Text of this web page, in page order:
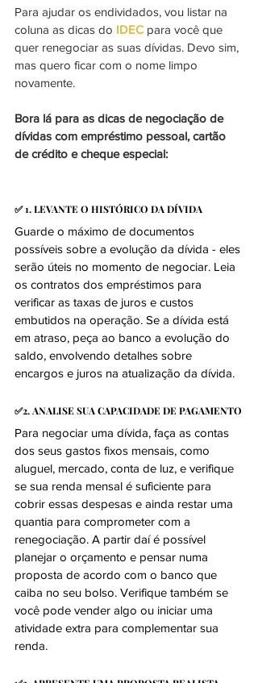
Para ajudar os endividados, vou listar na
coluna as dicas do IDEC para você que
quer renegociar as suas dívidas. Devo sim,
mas quero ficar com o nome limpo
novamente.
Bora lá para as dicas de negociação de
dívidas com empréstimo pessoal, cartão
de crédito e cheque especial:
✅ 1. LEVANTE O HISTÓRICO DA DÍVIDA
Guarde o máximo de documentos
possíveis sobre a evolução da dívida - eles
serão úteis no momento de negociar. Leia
os contratos dos empréstimos para
verificar as taxas de juros e custos
embutidos na operação. Se a dívida está
em atraso, peça ao banco a evolução do
saldo, envolvendo detalhes sobre
encargos e juros na atualização da dívida.
✅2. ANALISE SUA CAPACIDADE DE PAGAMENTO
Para negociar uma dívida, faça as contas
dos seus gastos fixos mensais, como
aluguel, mercado, conta de luz, e verifique
se sua renda mensal é suficiente para
cobrir essas despesas e ainda restar uma
quantia para comprometer com a
renegociação. A partir daí é possível
planejar o orçamento e pensar numa
proposta de acordo com o banco que
caiba no seu bolso. Verifique também se
você pode vender algo ou iniciar uma
atividade extra para complementar sua
renda.